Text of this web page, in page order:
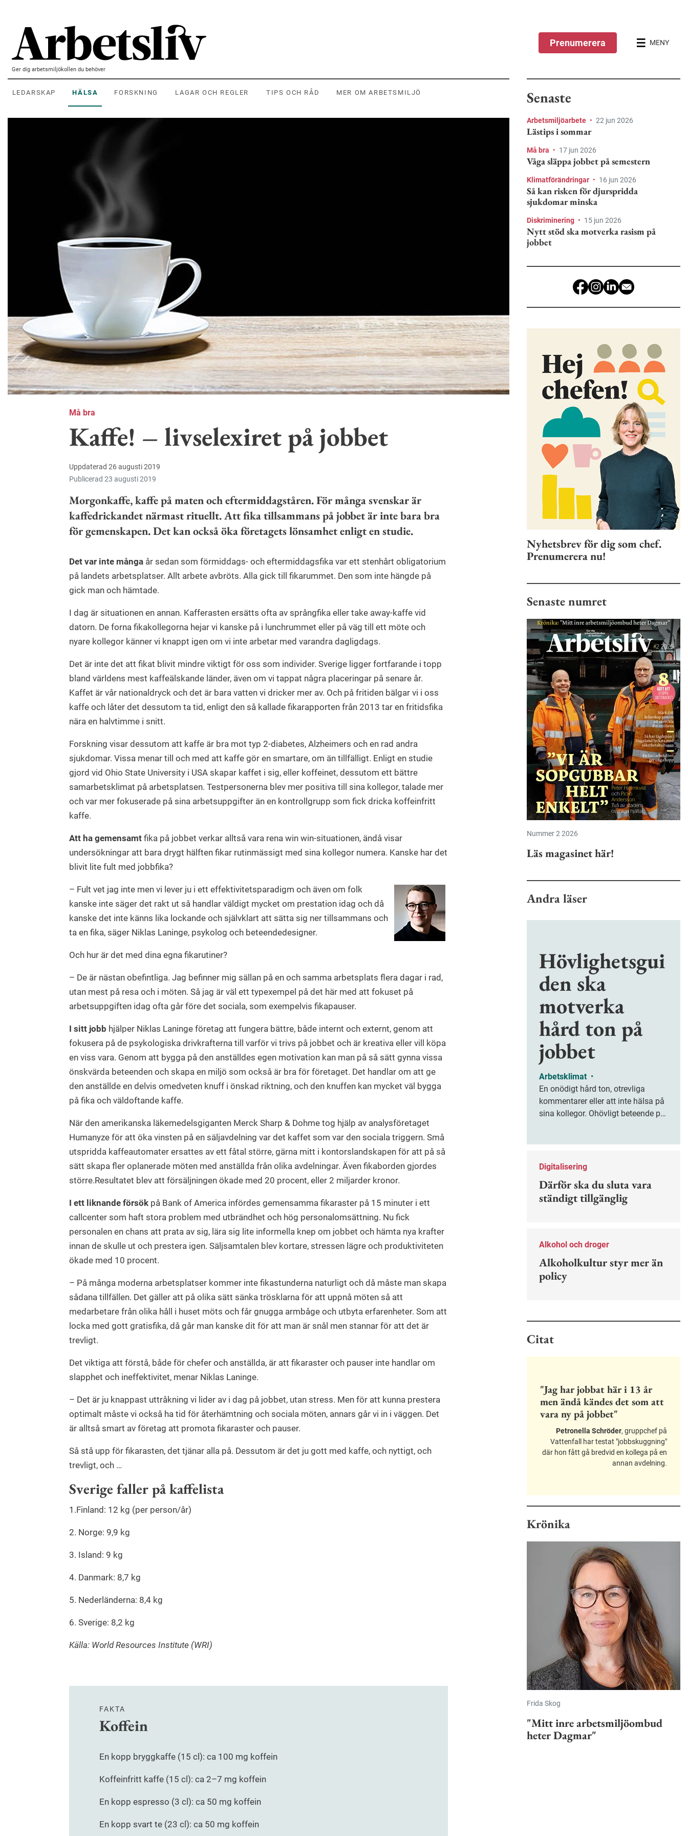
Ger dig arbetsmiljökollen du behöver
LEDARSKAP HÄLSA FORSKNING LAGAR OCH REGLER TIPS OCH RÅD MER OM ARBETSMILJÖ
Prenumerera MENY
Må bra
Kaffe! – livselexiret på jobbet
Uppdaterad 26 augusti 2019
Publicerad 23 augusti 2019
Morgonkaffe, kaffe på maten och eftermiddagståren. För många svenskar är
kaffedrickandet närmast rituellt. Att fika tillsammans på jobbet är inte bara bra
för gemenskapen. Det kan också öka företagets lönsamhet enligt en studie.
Det var inte många år sedan som förmiddags- och eftermiddagsfika var ett stenhårt obligatorium
på landets arbetsplatser. Allt arbete avbröts. Alla gick till fikarummet. Den som inte hängde på
gick man och hämtade.
I dag är situationen en annan. Kafferasten ersätts ofta av språngfika eller take away-kaffe vid
datorn. De forna fikakollegorna hejar vi kanske på i lunchrummet eller på väg till ett möte och
nyare kollegor känner vi knappt igen om vi inte arbetar med varandra dagligdags.
Det är inte det att fikat blivit mindre viktigt för oss som individer. Sverige ligger fortfarande i topp
bland världens mest kaffeälskande länder, även om vi tappat några placeringar på senare år.
Kaffet är vår nationaldryck och det är bara vatten vi dricker mer av. Och på fritiden bälgar vi i oss
kaffe och låter det dessutom ta tid, enligt den så kallade fikarapporten från 2013 tar en fritidsfika
nära en halvtimme i snitt.
Forskning visar dessutom att kaffe är bra mot typ 2-diabetes, Alzheimers och en rad andra
sjukdomar. Vissa menar till och med att kaffe gör en smartare, om än tillfälligt. Enligt en studie
gjord vid Ohio State University i USA skapar kaffet i sig, eller koffeinet, dessutom ett bättre
samarbetsklimat på arbetsplatsen. Testpersonerna blev mer positiva till sina kollegor, talade mer
och var mer fokuserade på sina arbetsuppgifter än en kontrollgrupp som fick dricka koffeinfritt
kaffe.
Att ha gemensamt fika på jobbet verkar alltså vara rena win win-situationen, ändå visar
undersökningar att bara drygt hälften fikar rutinmässigt med sina kollegor numera. Kanske har det
blivit lite fult med jobbfika?
– Fult vet jag inte men vi lever ju i ett effektivitetsparadigm och även om folk
kanske inte säger det rakt ut så handlar väldigt mycket om prestation idag och då
kanske det inte känns lika lockande och självklart att sätta sig ner tillsammans och
ta en fika, säger Niklas Laninge, psykolog och beteendedesigner.
Och hur är det med dina egna fikarutiner?
– De är nästan obefintliga. Jag befinner mig sällan på en och samma arbetsplats flera dagar i rad,
utan mest på resa och i möten. Så jag är väl ett typexempel på det här med att fokuset på
arbetsuppgiften idag ofta går före det sociala, som exempelvis fikapauser.
I sitt jobb hjälper Niklas Laninge företag att fungera bättre, både internt och externt, genom att
fokusera på de psykologiska drivkrafterna till varför vi trivs på jobbet och är kreativa eller vill köpa
en viss vara. Genom att bygga på den anställdes egen motivation kan man på så sätt gynna vissa
önskvärda beteenden och skapa en miljö som också är bra för företaget. Det handlar om att ge
den anställde en delvis omedveten knuff i önskad riktning, och den knuffen kan mycket väl bygga
på fika och väldoftande kaffe.
När den amerikanska läkemedelsgiganten Merck Sharp & Dohme tog hjälp av analysföretaget
Humanyze för att öka vinsten på en säljavdelning var det kaffet som var den sociala triggern. Små
utspridda kaffeautomater ersattes av ett fåtal större, gärna mitt i kontorslandskapen för att på så
sätt skapa fler oplanerade möten med anställda från olika avdelningar. Även fikaborden gjordes
större.Resultatet blev att försäljningen ökade med 20 procent, eller 2 miljarder kronor.
I ett liknande försök på Bank of America infördes gemensamma fikaraster på 15 minuter i ett
callcenter som haft stora problem med utbrändhet och hög personalomsättning. Nu fick
personalen en chans att prata av sig, lära sig lite informella knep om jobbet och hämta nya krafter
innan de skulle ut och prestera igen. Säljsamtalen blev kortare, stressen lägre och produktiviteten
ökade med 10 procent.
– På många moderna arbetsplatser kommer inte fikastunderna naturligt och då måste man skapa
sådana tillfällen. Det gäller att på olika sätt sänka trösklarna för att uppnå möten så att
medarbetare från olika håll i huset möts och får gnugga armbåge och utbyta erfarenheter. Som att
locka med gott gratisfika, då går man kanske dit för att man är snål men stannar för att det är
trevligt.
Det viktiga att förstå, både för chefer och anställda, är att fikaraster och pauser inte handlar om
slapphet och ineffektivitet, menar Niklas Laninge.
– Det är ju knappast uttråkning vi lider av i dag på jobbet, utan stress. Men för att kunna prestera
optimalt måste vi också ha tid för återhämtning och sociala möten, annars går vi in i väggen. Det
är alltså smart av företag att promota fikaraster och pauser.
Så stå upp för fikarasten, det tjänar alla på. Dessutom är det ju gott med kaffe, och nyttigt, och
trevligt, och …
Sverige faller på kaffelista
1.Finland: 12 kg (per person/år)
2. Norge: 9,9 kg
3. Island: 9 kg
4. Danmark: 8,7 kg
5. Nederländerna: 8,4 kg
6. Sverige: 8,2 kg
Källa: World Resources Institute (WRI)
FAKTA
Koffein
En kopp bryggkaffe (15 cl): ca 100 mg koffein
Koffeinfritt kaffe (15 cl): ca 2–7 mg koffein
En kopp espresso (3 cl): ca 50 mg koffein
En kopp svart te (23 cl): ca 50 mg koffein
Senaste
Arbetsmiljöarbete • 22 jun 2026
Lästips i sommar
Må bra • 17 jun 2026
Våga släppa jobbet på semestern
Klimatförändringar • 16 jun 2026
Så kan risken för djurspridda
sjukdomar minska
Diskriminering • 15 jun 2026
Nytt stöd ska motverka rasism på
jobbet
Nyhetsbrev för dig som chef.
Prenumerera nu!
Senaste numret
Nummer 2 2026
Läs magasinet här!
Andra läser
Hövlighetsgui
den ska
motverka
hård ton på
jobbet
Arbetsklimat •
En onödigt hård ton, otrevliga
kommentarer eller att inte hälsa på
sina kollegor. Ohövligt beteende på
förebygga ohövligt beteende på
Digitalisering
Därför ska du sluta vara
ständigt tillgänglig
Alkohol och droger
Alkoholkultur styr mer än
policy
Citat
"Jag har jobbat här i 13 år
men ändå kändes det som att
vara ny på jobbet"
Petronella Schröder, gruppchef på
Vattenfall har testat "jobbskuggning"
där hon fått gå bredvid en kollega på en
annan avdelning.
Krönika
Frida Skog
"Mitt inre arbetsmiljöombud
heter Dagmar"